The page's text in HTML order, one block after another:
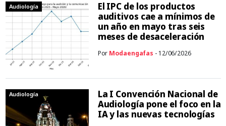
Audiología
El IPC de los productos
auditivos cae a mínimos de
un año en mayo tras seis
meses de desaceleración
Por Modaengafas - 12/06/2026
Audiología
La I Convención Nacional de
Audiología pone el foco en la
IA y las nuevas tecnologías